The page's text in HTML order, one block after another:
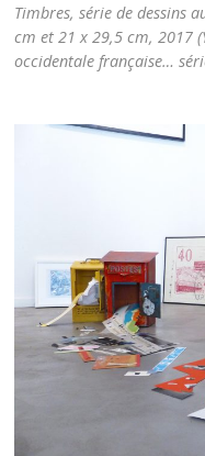
Timbres, série de dessins
cm et 21 x 29,5 cm, 2017
occidentale française…